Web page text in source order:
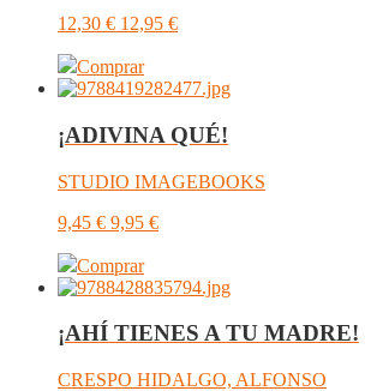
12,30 € 12,95 €
Comprar
¡ADIVINA QUÉ!
STUDIO IMAGEBOOKS
9,45 € 9,95 €
Comprar
¡AHÍ TIENES A TU MADRE!
CRESPO HIDALGO, ALFONSO